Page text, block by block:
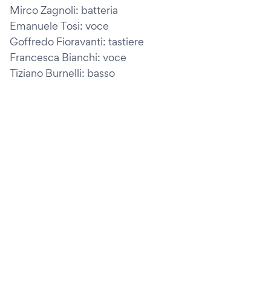
Mirco Zagnoli: batteria
Emanuele Tosi: voce
Goffredo Fioravanti: tastiere
Francesca Bianchi: voce
Tiziano Burnelli: basso